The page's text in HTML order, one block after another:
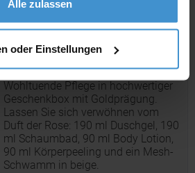
Alle zulassen
oder Einstellungen
zu diesem Artikel
Wohltuende Pflege in hochwertiger
Geschenkbox mit Goldprägung.
Lassen Sie sich verwöhnen vom
Duft der Rose: 190 ml Duschgel, 190
ml Schaumbad, 90 ml Body Lotion,
90 ml Körperpeeling und ein Mesh-
Schwamm in beige.